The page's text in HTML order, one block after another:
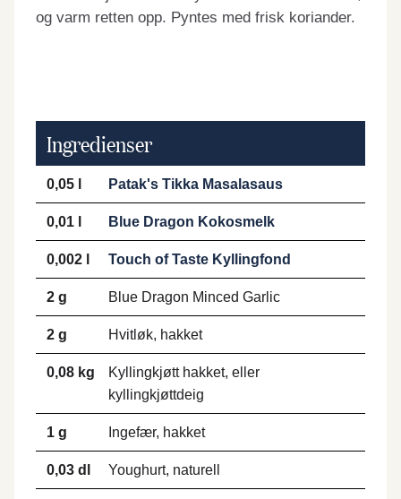
og varm retten opp. Pyntes med frisk koriander.
Ingredienser
0,05 l Patak's Tikka Masalasaus
0,01 l Blue Dragon Kokosmelk
0,002 l Touch of Taste Kyllingfond
2 g Blue Dragon Minced Garlic
2 g Hvitløk, hakket
0,08 kg
Kyllingkjøtt hakket, eller
kyllingkjøttdeig
1 g Ingefær, hakket
0,03 dl Youghurt, naturell